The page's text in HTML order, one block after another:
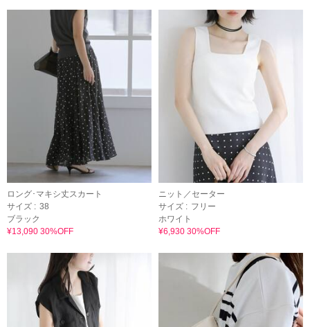
ロング･マキシ丈スカート
サイズ : 38
ブラック
¥13,090 30%OFF
ニット／セーター
サイズ : フリー
ホワイト
¥6,930 30%OFF